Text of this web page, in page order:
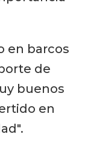
en barcos
de
buenos
en